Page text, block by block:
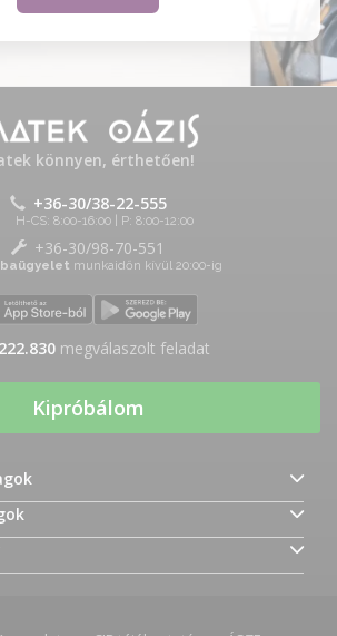
könnyen, érthetően!
+36-30/38-22-555
H-CS: 8:00-16:00 | P: 8:00-12:00
+36-30/98-70-551
munkaidőn kívül 20:00-ig
megválaszolt feladat
Kipróbálom